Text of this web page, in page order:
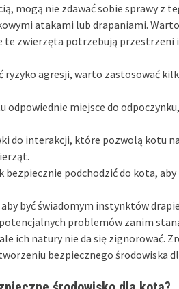
mogą nie zdawać sobie sprawy z
atakami lub drapaniami.
te zwierzęta potrzebują przestrzeni
ryzyko agresji, warto zastosować
odpowiednie miejsce do
do interakcji, które pozwolą kotu
bezpiecznie podchodzić do kota,
być świadomym instynktów
problemów zanim
ich natury nie da się zignorować.
bezpiecznego środowiska